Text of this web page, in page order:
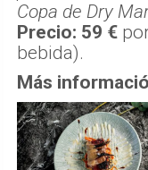
Copa de Dry
Precio: 59 €
bebida).
Más